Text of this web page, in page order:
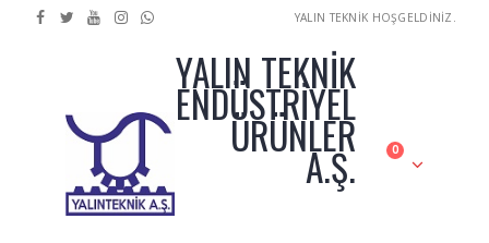
YALIN TEKNİK HOŞGELDİNİZ.
YALIN TEKNİK
ENDÜSTRİYEL
ÜRÜNLER
A.Ş. 0